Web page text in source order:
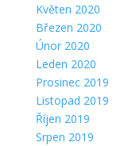
Květen 2020
Březen 2020
Únor 2020
Leden 2020
Prosinec 2019
Listopad 2019
Říjen 2019
Srpen 2019